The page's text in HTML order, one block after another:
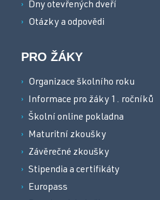
Dny otevřených dveří
Otázky a odpovědi
PRO ŽÁKY
Organizace školního roku
Informace pro žáky 1. ročníků
Školní online pokladna
Maturitní zkoušky
Závěrečné zkoušky
Stipendia a certifikáty
Europass